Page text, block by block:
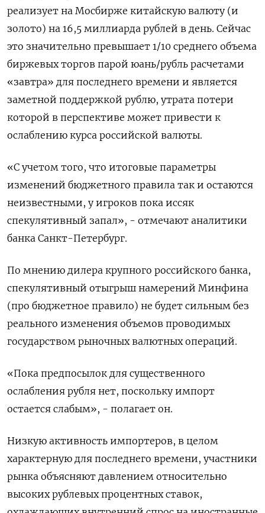
реализует на Мосбирже китайскую валюту (и
золото) на 16,5 миллиарда рублей в день. Сейчас
это значительно превышает 1/10 среднего объема
биржевых торгов парой юань/рубль расчетами
«завтра» для последнего времени и является
заметной поддержкой рублю, утрата потери
которой в перспективе может привести к
ослаблению курса российской валюты.
«С учетом того, что итоговые параметры
изменений бюджетного правила так и остаются
неизвестными, у игроков пока иссяк
спекулятивный запал», - отмечают аналитики
банка Санкт-Петербург.
По ​мнению дилера крупного российского банка,
спекулятивный отыгрыш ⁠намерений Минфина
(про бюджетное правило) не будет сильным без
реального изменения объемов проводимых
государством рыночных валютных операций.
«Пока предпосылок для существенного
ослабления рубля нет, поскольку импорт
остается слабым», - полагает он.
Низкую ‌активность импортеров, в целом
характерную для последнего времени, участники
рынка объясняют давлением относительно
высоких рублевых процентных ставок,